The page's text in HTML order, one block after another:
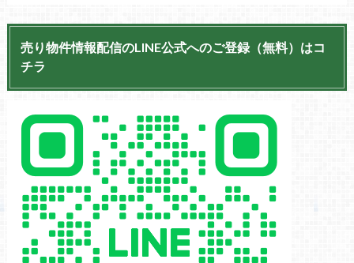
売り物件情報配信のLINE公式へのご登録（無料）はコ
チラ